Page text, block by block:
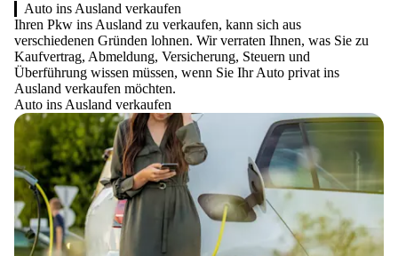
Auto ins Ausland verkaufen
Ihren Pkw ins Ausland zu verkaufen, kann sich aus
verschiedenen Gründen lohnen. Wir verraten Ihnen, was Sie zu
Kaufvertrag, Abmeldung, Versicherung, Steuern und
Überführung wissen müssen, wenn Sie Ihr Auto privat ins
Ausland verkaufen möchten.
Auto ins Ausland verkaufen